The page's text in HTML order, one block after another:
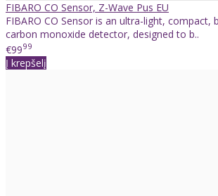
FIBARO CO Sensor, Z-Wave Pus EU
FIBARO CO Sensor is an ultra-light, compact,
carbon monoxide detector, designed to b..
€9999
Į krepšelį